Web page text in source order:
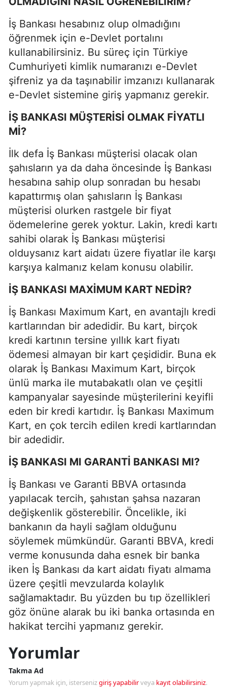
İş Bankası hesabınız olup olmadığını
öğrenmek için e-Devlet portalını
kullanabilirsiniz. Bu süreç için Türkiye
Cumhuriyeti kimlik numaranızı e-Devlet
şifreniz ya da taşınabilir imzanızı kullanarak
e-Devlet sistemine giriş yapmanız gerekir.
İŞ BANKASI MÜŞTERİSİ OLMAK FİYATLI
Mİ?
İlk defa İş Bankası müşterisi olacak olan
şahısların ya da daha öncesinde İş Bankası
hesabına sahip olup sonradan bu hesabı
kapattırmış olan şahısların İş Bankası
müşterisi olurken rastgele bir fiyat
ödemelerine gerek yoktur. Lakin, kredi kartı
sahibi olarak İş Bankası müşterisi
olduysanız kart aidatı üzere fiyatlar ile karşı
karşıya kalmanız kelam konusu olabilir.
İŞ BANKASI MAXİMUM KART NEDİR?
İş Bankası Maximum Kart, en avantajlı kredi
kartlarından bir adedidir. Bu kart, birçok
kredi kartının tersine yıllık kart fiyatı
ödemesi almayan bir kart çeşididir. Buna ek
olarak İş Bankası Maximum Kart, birçok
ünlü marka ile mutabakatlı olan ve çeşitli
kampanyalar sayesinde müşterilerini keyifli
eden bir kredi kartıdır. İş Bankası Maximum
Kart, en çok tercih edilen kredi kartlarından
bir adedidir.
İŞ BANKASI MI GARANTİ BANKASI MI?
İş Bankası ve Garanti BBVA ortasında
yapılacak tercih, şahıstan şahsa nazaran
değişkenlik gösterebilir. Öncelikle, iki
bankanın da hayli sağlam olduğunu
söylemek mümkündür. Garanti BBVA, kredi
verme konusunda daha esnek bir banka
iken İş Bankası da kart aidatı fiyatı almama
üzere çeşitli mevzularda kolaylık
sağlamaktadır. Bu yüzden bu tıp özellikleri
göz önüne alarak bu iki banka ortasında en
hakikat tercihi yapmanız gerekir.
Yorumlar
Takma Ad
Yorum yapmak için, istersenizgiriş yapabilirveya kayıt olabilirsiniz.